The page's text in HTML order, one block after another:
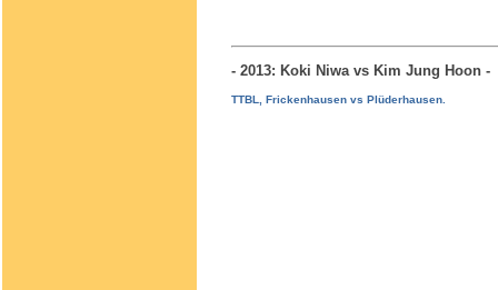
- 2013: Koki Niwa vs Kim Jung
TTBL, Frickenhausen vs Plüderhausen.